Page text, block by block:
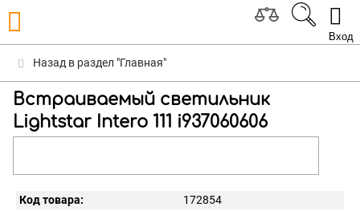
Вход
Назад в раздел "Главная"
Встраиваемый светильник
Lightstar Intero 111 i937060606
Код товара:
172854